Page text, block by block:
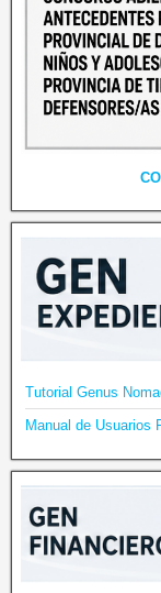
Tutorial Genus
Manual de Usuarios